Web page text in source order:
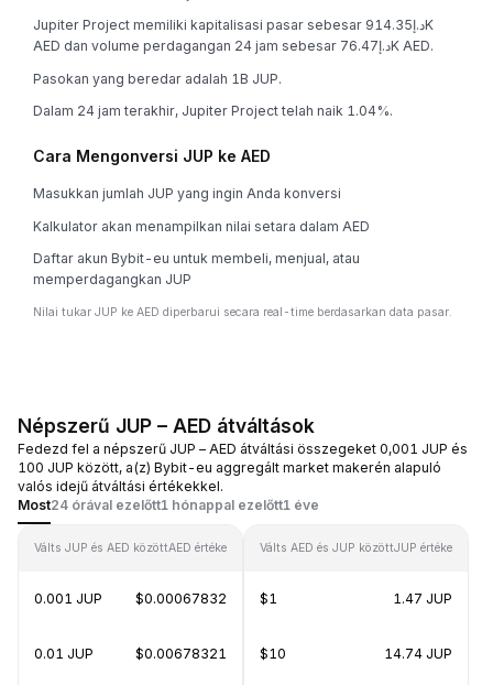
Jupiter Project memiliki kapitalisasi pasar sebesar د.إ914.35K
AED dan volume perdagangan 24 jam sebesar د.إ76.47K AED.
Pasokan yang beredar adalah 1B JUP.
Dalam 24 jam terakhir, Jupiter Project telah naik 1.04%.
Cara Mengonversi JUP ke AED
Masukkan jumlah JUP yang ingin Anda konversi
Kalkulator akan menampilkan nilai setara dalam AED
Daftar akun Bybit-eu untuk membeli, menjual, atau
memperdagangkan JUP
Nilai tukar JUP ke AED diperbarui secara real-time berdasarkan data pasar.
Népszerű JUP – AED átváltások
Fedezd fel a népszerű JUP – AED átváltási összegeket 0,001 JUP és
100 JUP között, a(z) Bybit-eu aggregált market makerén alapuló
valós idejű átváltási értékekkel.
Most24 órával ezelőtt1 hónappal ezelőtt1 éve
Válts JUP és AED közöttAED értéke
0.001 JUP $0.00067832
0.01 JUP $0.00678321
Válts AED és JUP közöttJUP értéke
$1 1.47 JUP
$10 14.74 JUP